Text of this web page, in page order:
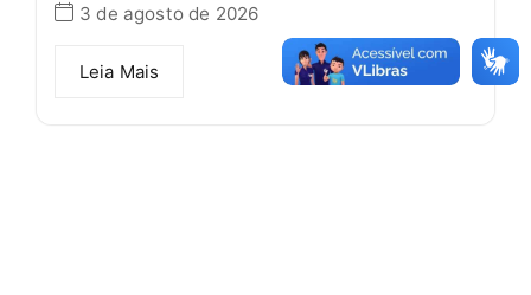
3 de agosto de 2026
Leia Mais